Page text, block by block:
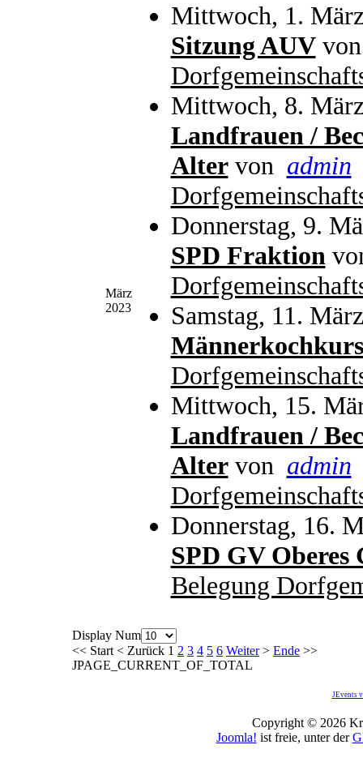
März
2023
Mittwoch, 1.
Sitzung AUV
Mittwoch, 8.
Landfrauen /
Altervon admin
Donnerstag, 9.
SPD Fraktion
Samstag, 11.
Männerkochkurs
Mittwoch, 15.
Landfrauen /
Altervon admin
Donnerstag, 16.
SPD GV Oberes
Belegung
Display Num
<< Start < Zurück 1 2 3 4 5 6 Weiter> Ende >>
JPAGE_CURRENT_OF_TOTAL
JEvents
Copyright © 2026
Joomla! ist freie, unter der